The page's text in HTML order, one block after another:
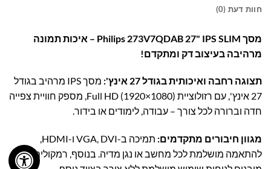
חוות דעת (0)
מסך Philips 273V7QDAB 27" IPS SLIM – איכות תמונה
מרהיבה בעיצוב דק ומתקדם!
תצוגה רחבה ואיכותית בגודל 27 אינץ':
מסך IPS מרהיב בגודל
27 אינץ', עם רזולוציית Full HD (1920×1080), מספק חוויית צפייה
חדה וברורה לכל צורך – עבודה, לימודים או בידור.
מגוון חיבורים מתקדמים:
תמיכה ב-VGA, DVI ו-HDMI,
להתאמה מושלמת לכל מחשב או נגן מדיה. בנוסף, רמקולים